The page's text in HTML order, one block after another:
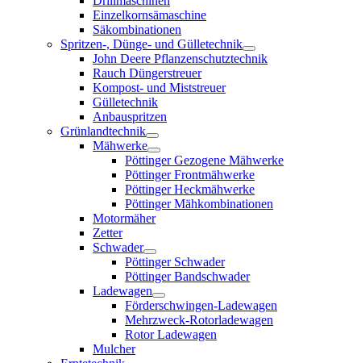
Einzelkornsämaschine
Säkombinationen
Spritzen-, Dünge- und Gülletechnik
John Deere Pflanzenschutztechnik
Rauch Düngerstreuer
Kompost- und Miststreuer
Gülletechnik
Anbauspritzen
Grünlandtechnik
Mähwerke
Pöttinger Gezogene Mähwerke
Pöttinger Frontmähwerke
Pöttinger Heckmähwerke
Pöttinger Mähkombinationen
Motormäher
Zetter
Schwader
Pöttinger Schwader
Pöttinger Bandschwader
Ladewagen
Förderschwingen-Ladewagen
Mehrzweck-Rotorladewagen
Rotor Ladewagen
Mulcher